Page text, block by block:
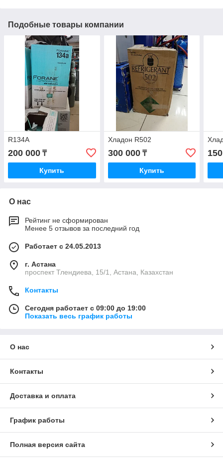
Подобные товары компании
R134A
200 000 ₸
Купить
Хладон R502
300 000₸
Купить
О нас
Рейтинг не сформирован
Менее 5 отзывов за последний год
Работает с 24.05.2013
г. Астана
проспект Тлендиева, 15/1, Астана, Казахстан
Контакты
Сегодня работает с 09:00 до 19:00
Показать весь график работы
О нас
Контакты
Доставка и оплата
График работы
Полная версия сайта